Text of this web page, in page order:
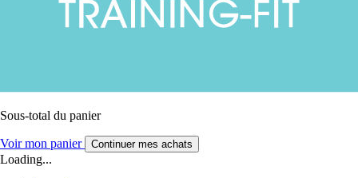
Sous-total du panier
Voir mon panier Continuer mes achats
Loading...